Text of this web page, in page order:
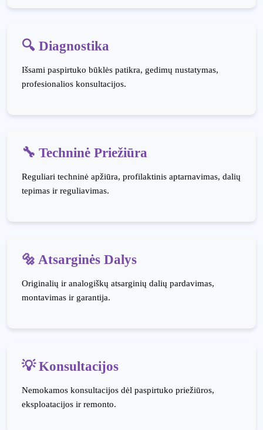
🔍 Diagnostika
Išsami paspirtuko būklės patikra, gedimų nustatymas,
profesionalios konsultacijos.
🔧 Techninė Priežiūra
Reguliari techninė apžiūra, profilaktinis aptarnavimas, dalių
tepimas ir reguliavimas.
🔩 Atsarginės Dalys
Originalių ir analogiškų atsarginių dalių pardavimas,
montavimas ir garantija.
💡 Konsultacijos
Nemokamos konsultacijos dėl paspirtuko priežiūros,
eksploatacijos ir remonto.